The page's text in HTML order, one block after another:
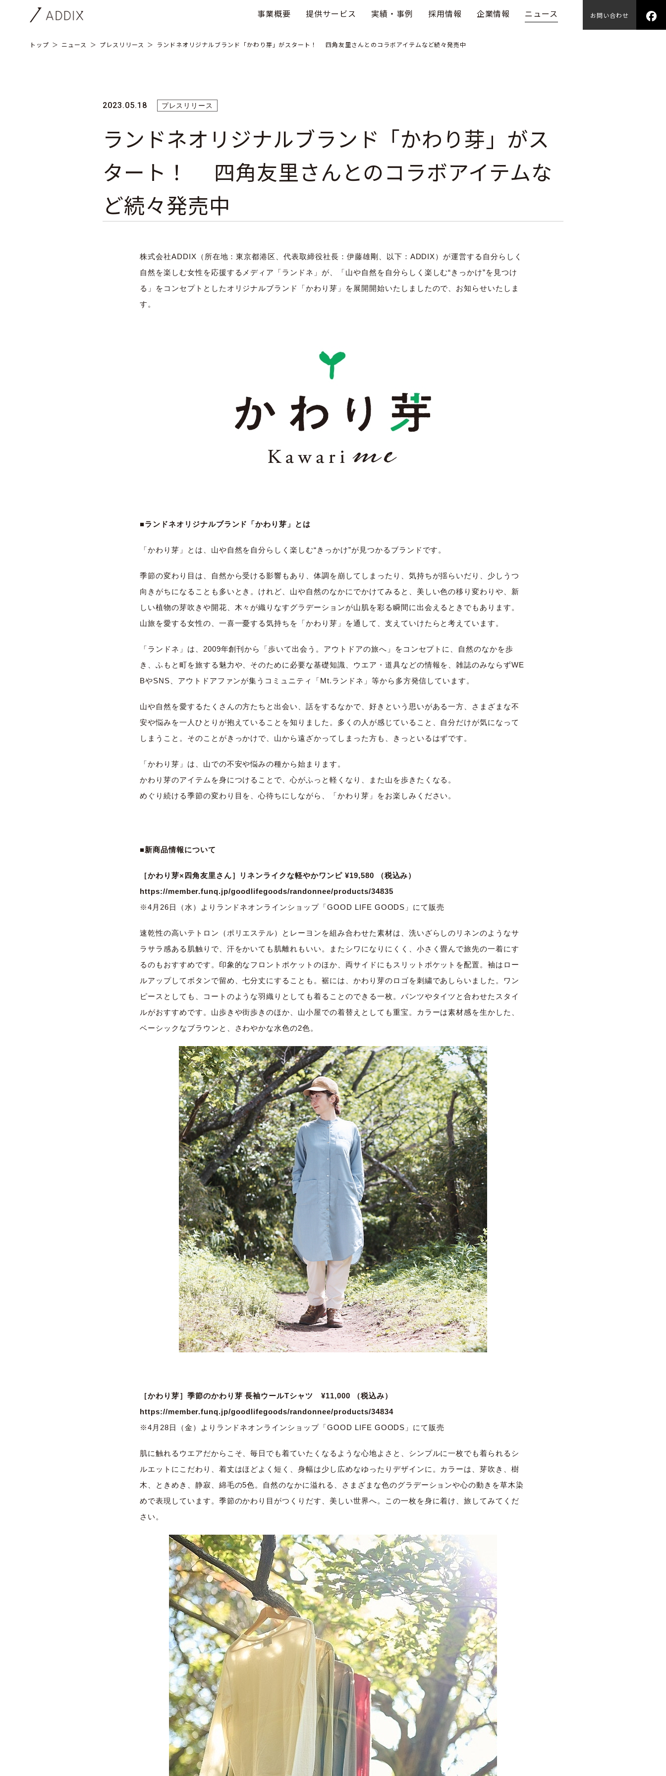
事業概要 提供サービス 実績・事例 採用情報 企業情報 ニュース お問い合わせ
トップ ニュース プレスリリース ランドネオリジナルブランド「かわり芽」がスタート！ 四角友里さんとのコラボアイテムなど続々発売中
2023.05.18 プレスリリース
ランドネオリジナルブランド「かわり芽」がス
タート！ 四角友里さんとのコラボアイテムな
ど続々発売中
株式会社ADDIX（所在地：東京都港区、代表取締役社長：伊藤雄剛、以下：ADDIX）が運営する自分らしく
自然を楽しむ女性を応援するメディア「ランドネ」が、「山や自然を自分らしく楽しむ“きっかけ”を見つけ
る」をコンセプトとしたオリジナルブランド「かわり芽」を展開開始いたしましたので、お知らせいたしま
す。
■ランドネオリジナルブランド「かわり芽」とは
「かわり芽」とは、山や自然を自分らしく楽しむ“きっかけ”が見つかるブランドです。
季節の変わり目は、自然から受ける影響もあり、体調を崩してしまったり、気持ちが揺らいだり、少しうつ
向きがちになることも多いとき。けれど、山や自然のなかにでかけてみると、美しい色の移り変わりや、新
しい植物の芽吹きや開花、木々が織りなすグラデーションが山肌を彩る瞬間に出会えるときでもあります。
山旅を愛する女性の、一喜一憂する気持ちを「かわり芽」を通して、支えていけたらと考えています。
「ランドネ」は、2009年創刊から「歩いて出会う。アウトドアの旅へ」をコンセプトに、自然のなかを歩
き、ふもと町を旅する魅力や、そのために必要な基礎知識、ウエア・道具などの情報を、雑誌のみならずWE
BやSNS、アウトドアファンが集うコミュニティ「Mt.ランドネ」等から多方発信しています。
山や自然を愛するたくさんの方たちと出会い、話をするなかで、好きという思いがある一方、さまざまな不
安や悩みを一人ひとりが抱えていることを知りました。多くの人が感じていること、自分だけが気になって
しまうこと。そのことがきっかけで、山から遠ざかってしまった方も、きっといるはずです。
「かわり芽」は、山での不安や悩みの種から始まります。
かわり芽のアイテムを身につけることで、心がふっと軽くなり、また山を歩きたくなる。
めぐり続ける季節の変わり目を、心待ちにしながら、「かわり芽」をお楽しみください。
■新商品情報について
［かわり芽×四角友里さん］リネンライクな軽やかワンピ ¥19,580
（税込み）
https://member.funq.jp/goodlifegoods/randonnee/products/34835
※4月26日（水）よりランドネオンラインショップ「GOOD LIFE GOODS」にて販売
速乾性の高いテトロン（ポリエステル）とレーヨンを組み合わせた素材は、洗いざらしのリネンのようなサ
ラサラ感ある肌触りで、汗をかいても肌離れもいい。またシワになりにくく、小さく畳んで旅先の一着にす
るのもおすすめです。印象的なフロントポケットのほか、両サイドにもスリットポケットを配置。袖はロー
ルアップしてボタンで留め、七分丈にすることも。裾には、かわり芽のロゴを刺繍であしらいました。ワン
ピースとしても、コートのような羽織りとしても着ることのできる一枚。パンツやタイツと合わせたスタイ
ルがおすすめです。山歩きや街歩きのほか、山小屋での着替えとしても重宝。カラーは素材感を生かした、
ベーシックなブラウンと、さわやかな水色の2色。
［かわり芽］季節のかわり芽 長袖ウールTシャツ ¥11,000
（税込み）
https://member.funq.jp/goodlifegoods/randonnee/products/34834
※4月28日（金）よりランドネオンラインショップ「GOOD LIFE GOODS」にて販売
肌に触れるウエアだからこそ、毎日でも着ていたくなるような心地よさと、シンプルに一枚でも着られるシ
ルエットにこだわり、着丈はほどよく短く、身幅は少し広めなゆったりデザインに。カラーは、芽吹き、樹
木、ときめき、静寂、綿毛の5色。自然のなかに溢れる、さまざまな色のグラデーションや心の動きを草木染
めで表現しています。季節のかわり目がつくりだす、美しい世界へ。この一枚を身に着け、旅してみてくだ
さい。